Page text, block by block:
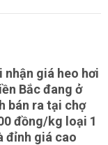
giá heo hơi
Bắc đang ở
bán ra tại chợ
đồng/kg loại 1
đỉnh giá cao